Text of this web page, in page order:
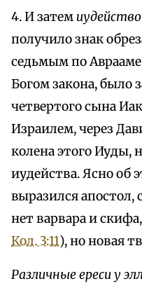
4. И затем иудейство
получило знак
седьмым по
Богом закона, было
четвертого сына
Израилем, через
колена этого Иуды,
иудейства. Ясно об
выразился апостол,
нет варвара и
Кол. 3:11), но новая
Различные ереси у